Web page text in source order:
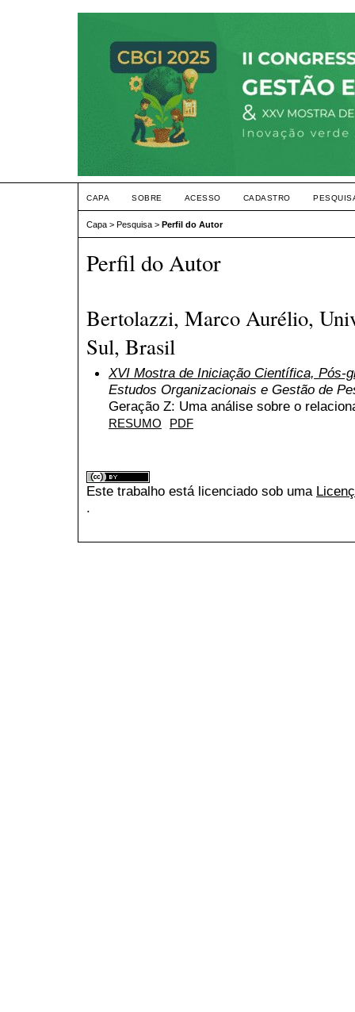
CAPA SOBRE ACESSO CADASTRO
Capa > Pesquisa > Perfil do Autor
Perfil do Autor
Bertolazzi, Marco Aurélio,
Sul, Brasil
XVI Mostra de Iniciação Científica, Pós-
Estudos Organizacionais e Gestão de
Geração Z: Uma análise sobre o
RESUMO PDF
Este trabalho está licenciado sob uma
.